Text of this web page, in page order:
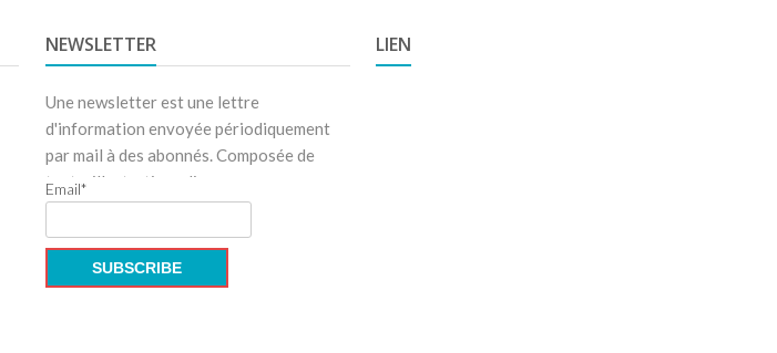
NEWSLETTER
Une newsletter est une lettre
d'information envoyée périodiquement
par mail à des abonnés. Composée de
texte, illustrations, liens renvoya
Email*
LIEN